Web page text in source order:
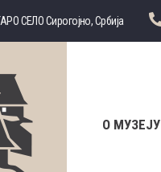
СЕЛО Сирогојно, Србија
навигација
О МУЗЕЈУ